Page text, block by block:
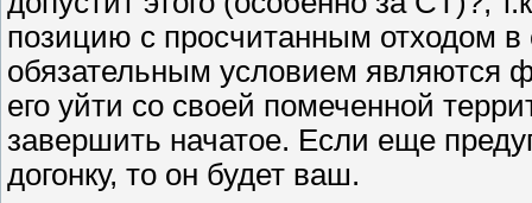
позицию с просчитанным отходом
обязательным условием являются
его уйти со своей помеченной
завершить начатое. Если еще
догонку, то он будет ваш.